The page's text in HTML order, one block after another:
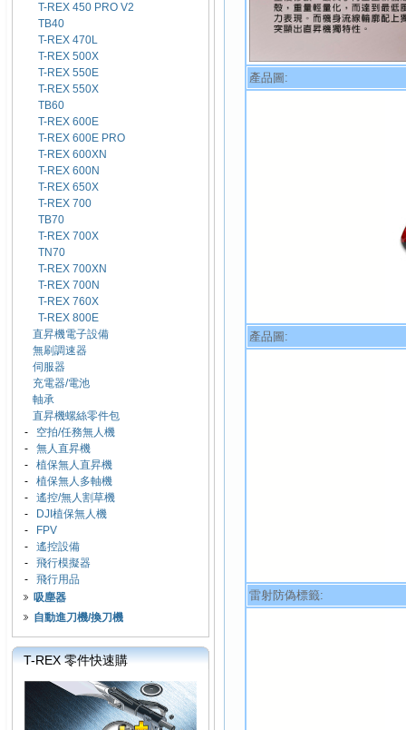
T-REX 450 PRO V2
TB40
T-REX 470L
T-REX 500X
T-REX 550E
T-REX 550X
TB60
T-REX 600E
T-REX 600E PRO
T-REX 600XN
T-REX 600N
T-REX 650X
T-REX 700
TB70
T-REX 700X
TN70
T-REX 700XN
T-REX 700N
T-REX 760X
T-REX 800E
直昇機電子設備
無刷調速器
伺服器
充電器/電池
軸承
直昇機螺絲零件包
- 空拍/任務無人機
- 無人直昇機
- 植保無人直昇機
- 植保無人多軸機
- 遙控/無人割草機
-
DJI植保無人機
-
FPV
- 遙控設備
- 飛行模擬器
- 飛行用品
吸塵器
自動進刀機/換刀機
T-REX 零件快速購
產品圖:
產品圖:
雷射防偽標籤: